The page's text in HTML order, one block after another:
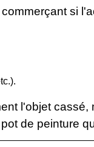
si
l'objet
de peinture